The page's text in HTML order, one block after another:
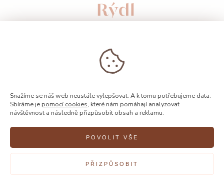
Snažíme se náš web neustále vylepšovat. A k tomu potřebujeme data.
Sbíráme je pomocí cookies, které nám pomáhají analyzovat
návštěvnost a následně přizpůsobit obsah a reklamu.
PŘIZPŮSOBIT
POVOLIT VŠE